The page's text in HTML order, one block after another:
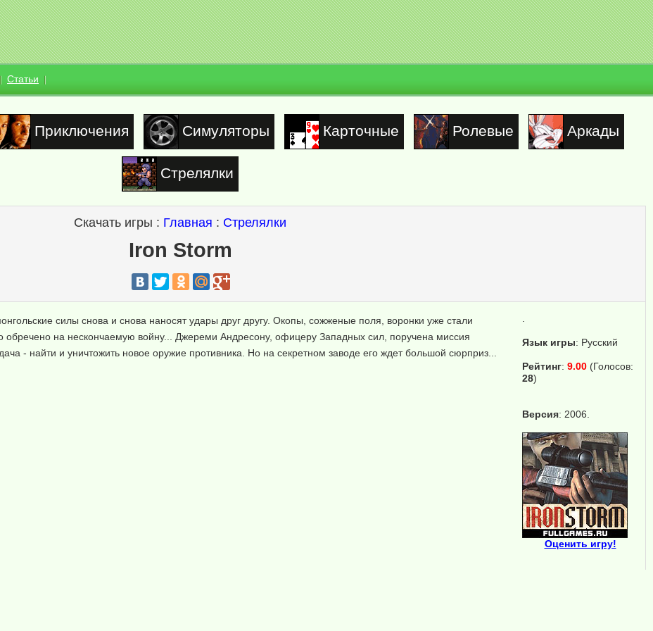
Статьи
Приключения Симуляторы Карточные Ролевые Аркады
Стрелялки
Скачать игры : Главная : Стрелялки
Iron Storm
Язык игры: Русский
Рейтинг: 9.00 (Голосов:
28)
Версия: 2006.
Оценить игру!
силы снова и снова наносят удары друг другу. Окопы, сожженые поля, воронки уже стали
обречено на нескончаемую войну... Джереми Андресону, офицеру Западных сил, поручена миссия
- найти и уничтожить новое оружие противника. Но на секретном заводе его ждет большой сюрприз...